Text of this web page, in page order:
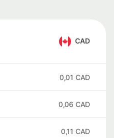
CAD
0,01 CAD
0,06 CAD
0,11 CAD